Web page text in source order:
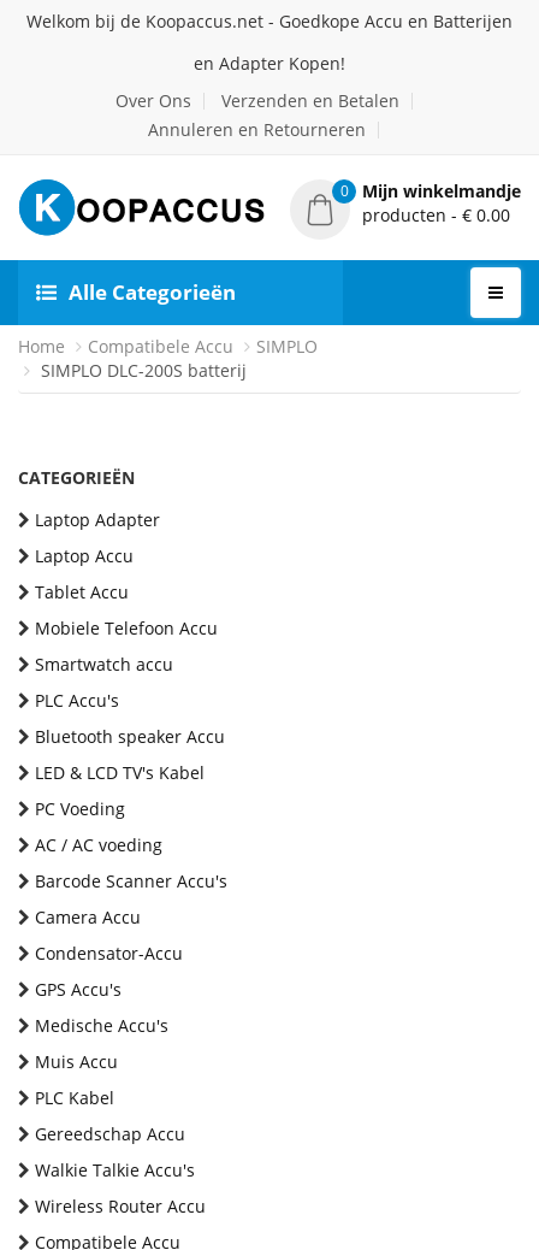
Welkom bij de Koopaccus.net - Goedkope Accu en Batterijen
en Adapter Kopen!
Over Ons
Verzenden en Betalen
Annuleren en Retourneren
0
Mijn winkelmandje
producten - € 0.00
Alle Categorieën
Home Compatibele Accu
SIMPLO
SIMPLO DLC-200S batterij
CATEGORIEËN
Laptop Adapter
Laptop Accu
Tablet Accu
Mobiele Telefoon Accu
Smartwatch accu
PLC Accu's
Bluetooth speaker Accu
LED & LCD TV's Kabel
PC Voeding
AC / AC voeding
Barcode Scanner Accu's
Camera Accu
Condensator-Accu
GPS Accu's
Medische Accu's
Muis Accu
PLC Kabel
Gereedschap Accu
Walkie Talkie Accu's
Wireless Router Accu
Compatibele Accu